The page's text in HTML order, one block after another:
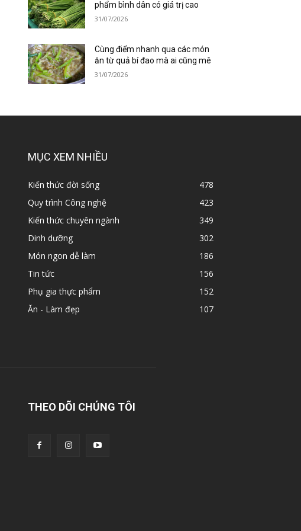
phẩm bình dân có giá trị cao
31/07/2026
Cùng điểm nhanh qua các món
ăn từ quả bí đao mà ai cũng mê
31/07/2026
MỤC XEM NHIỀU
Kiến thức đời sống
478
Quy trình Công nghệ
423
Kiến thức chuyên ngành
349
Dinh dưỡng
302
Món ngon dễ làm
186
Tin tức
156
Phụ gia thực phẩm
152
Ăn - Làm đẹp
107
THEO DÕI CHÚNG TÔI